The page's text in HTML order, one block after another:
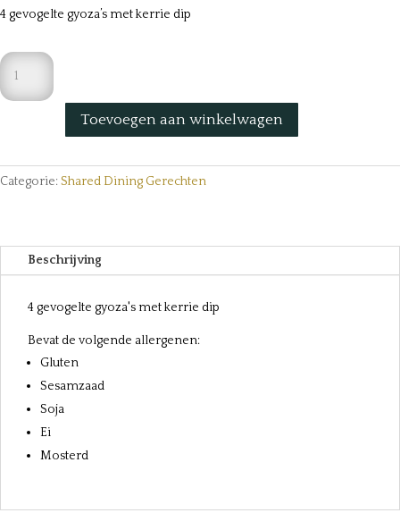
4 gevogelte gyoza’s met kerrie dip
Gevogelte
gyoza's
aantal
Toevoegen aan winkelwagen
Categorie: Shared Dining Gerechten
Beschrijving
4 gevogelte gyoza's met kerrie dip
Bevat de volgende allergenen:
Gluten
Sesamzaad
Soja
Ei
Mosterd